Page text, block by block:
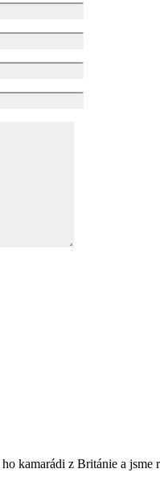
kamarádi z Británie a jsme